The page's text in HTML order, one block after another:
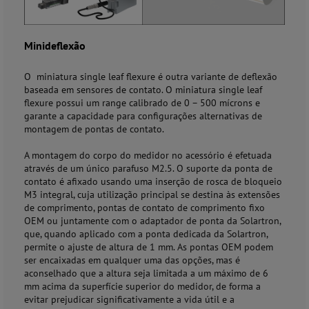
Minideflexão
O miniatura single leaf flexure é outra variante de deflexão
baseada em sensores de contato. O miniatura single leaf
flexure possui um range calibrado de 0 – 500 mícrons e
garante a capacidade para configurações alternativas de
montagem de pontas de contato.
A montagem do corpo do medidor no acessório é efetuada
através de um único parafuso M2.5. O suporte da ponta de
contato é afixado usando uma inserção de rosca de bloqueio
M3 integral, cuja utilização principal se destina às extensões
de comprimento, pontas de contato de comprimento fixo
OEM ou juntamente com o adaptador de ponta da Solartron,
que, quando aplicado com a ponta dedicada da Solartron,
permite o ajuste de altura de 1 mm. As pontas OEM podem
ser encaixadas em qualquer uma das opções, mas é
aconselhado que a altura seja limitada a um máximo de 6
mm acima da superfície superior do medidor, de forma a
evitar prejudicar significativamente a vida útil e a